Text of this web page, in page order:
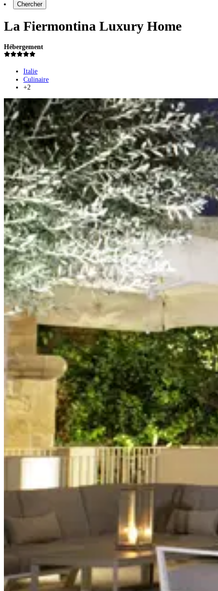
Chercher
La Fiermontina Luxury Home
Hébergement
Italie
Culinaire
+2